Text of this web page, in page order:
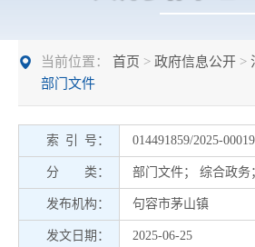
当前位置： 首页 > 政府信息公开 >
部门文件
索 引 号： 014491859/2025-00019
分 类： 部门文件； 综合政务
发布机构： 句容市茅山镇
发文日期： 2025-06-25